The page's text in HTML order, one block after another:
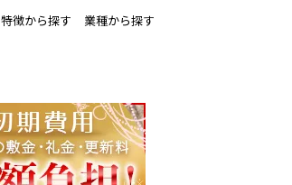
特徴から探す 業種から探す